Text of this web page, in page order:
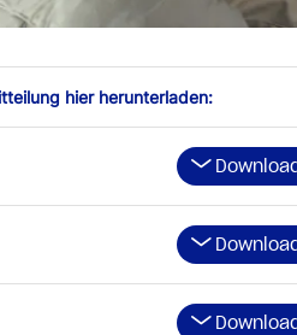
hier herunterladen: